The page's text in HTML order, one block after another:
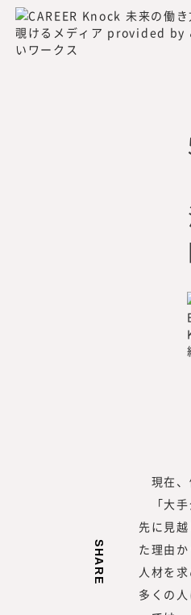
所在
活動
連絡
SHARE
現在、
「大手
先に見
た理由
人材を
多くの